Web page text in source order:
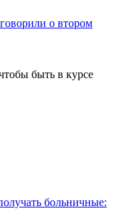
о втором
быть в курсе
больничные: